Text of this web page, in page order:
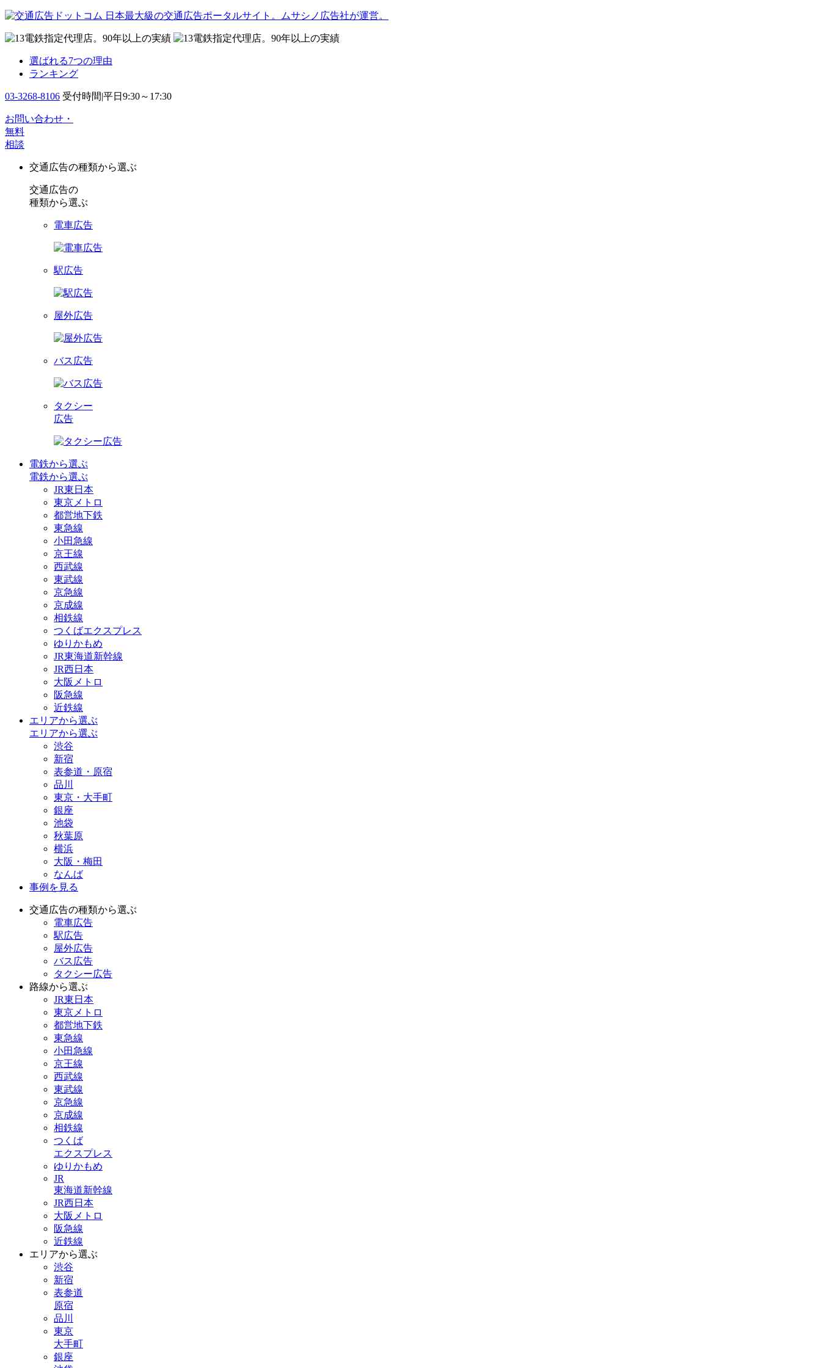
日本最大級の交通広告ポータルサイト。ムサシノ広告社が運営。
選ばれる7つの理由
ランキング
03-3268-8106 受付時間|平日9:30～17:30
お問い合わせ・
無料
相談
交通広告の種類から選ぶ
交通広告の
種類から選ぶ
電車広告
駅広告
屋外広告
バス広告
タクシー
広告
電鉄から選ぶ
電鉄から選ぶ
JR東日本
東京メトロ
都営地下鉄
東急線
小田急線
京王線
西武線
東武線
京急線
京成線
相鉄線
つくばエクスプレス
ゆりかもめ
JR東海道新幹線
JR西日本
大阪メトロ
阪急線
近鉄線
エリアから選ぶ
エリアから選ぶ
渋谷
新宿
表参道・原宿
品川
東京・大手町
銀座
池袋
秋葉原
横浜
大阪・梅田
なんば
事例を見る
交通広告の種類から選ぶ
電車広告
駅広告
屋外広告
バス広告
タクシー広告
路線から選ぶ
JR東日本
東京メトロ
都営地下鉄
東急線
小田急線
京王線
西武線
東武線
京急線
京成線
相鉄線
つくば
エクスプレス
ゆりかもめ
JR
東海道新幹線
JR西日本
大阪メトロ
阪急線
近鉄線
エリアから選ぶ
渋谷
新宿
表参道
原宿
品川
東京
大手町
銀座